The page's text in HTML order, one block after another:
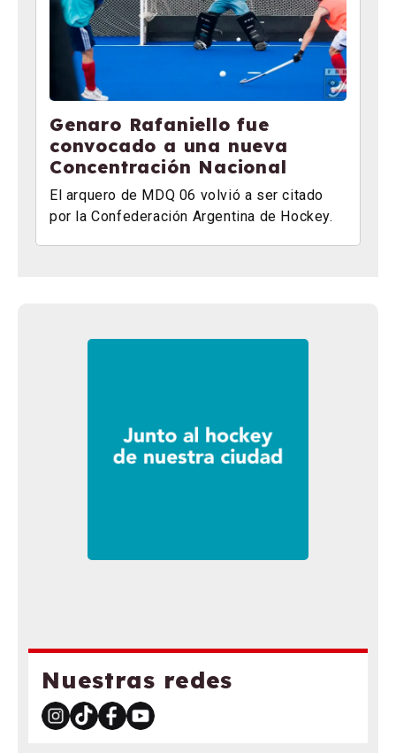
Nuestras redes
Genaro Rafaniello fue
convocado a una nueva
Concentración Nacional
El arquero de MDQ 06 volvió a ser citado
por la Confederación Argentina de Hockey.